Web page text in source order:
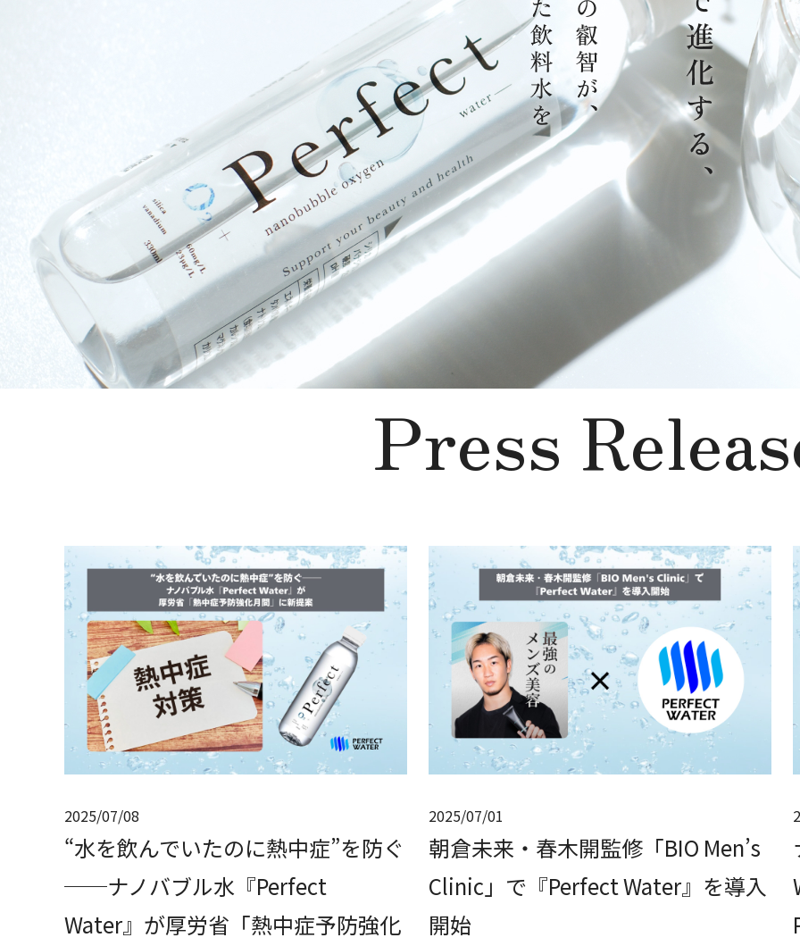
Press
2025/07/08
“水を飲んでいたのに熱中症”を防ぐ
──ナノバブル水『Perfect
Water』が厚労省「熱中症予防強化
2025/07/01
朝倉未来・春木開監修「BIO Men’s
Clinic」で『Perfect Water』を導入
開始